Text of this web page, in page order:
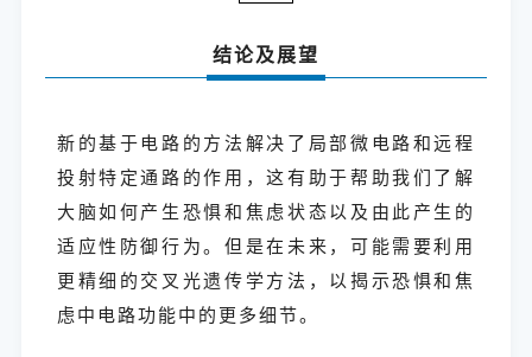
结论及展望
新的基于电路的方法解决了局部微电路和远程
投射特定通路的作用，这有助于帮助我们了解
大脑如何产生恐惧和焦虑状态以及由此产生的
适应性防御行为。但是在未来，可能需要利用
更精细的交叉光遗传学方法，以揭示恐惧和焦
虑中电路功能中的更多细节。